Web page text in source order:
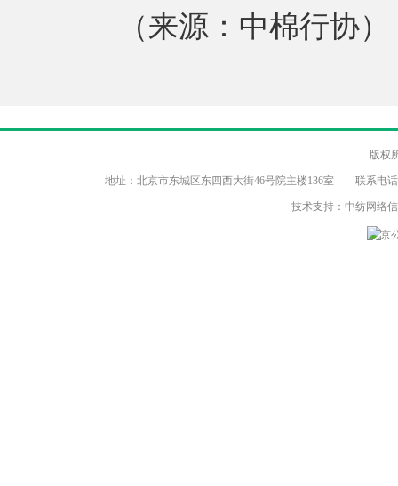
（来源：中棉行协）
版权
地址：北京市东城区东四西大街46号院主楼136室 联系电
技术支持：中纺网络
京